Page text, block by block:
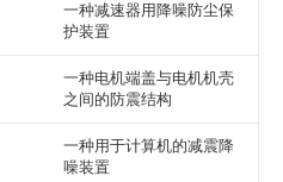
一种减速器用降噪防尘保
护装置
一种电机端盖与电机机壳
之间的防震结构
一种用于计算机的减震降
噪装置